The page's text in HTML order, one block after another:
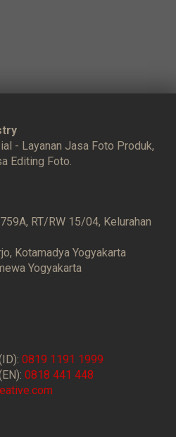
- Layanan Jasa Foto Produk,
Editing Foto.
RT/RW 15/04, Kelurahan
Kotamadya Yogyakarta
Yogyakarta
0819 1191 1999
0818 441 448